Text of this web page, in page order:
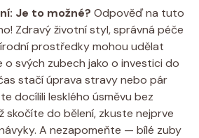
Je to možné? Odpověď na tuto
Zdravý životní styl, správná péče
prostředky mohou udělat
o svých zubech jako o investici do
stačí úprava stravy nebo pár
docílili lesklého úsměvu bez
skočíte do bělení, zkuste nejprve
A nezapomeňte — bílé zuby